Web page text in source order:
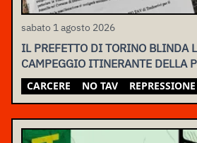
sabato 1 agosto 2026
IL PREFETTO DI TORINO BLINDA
CAMPEGGIO ITINERANTE DELLA
CARCERE NO TAV REPRESSIONE